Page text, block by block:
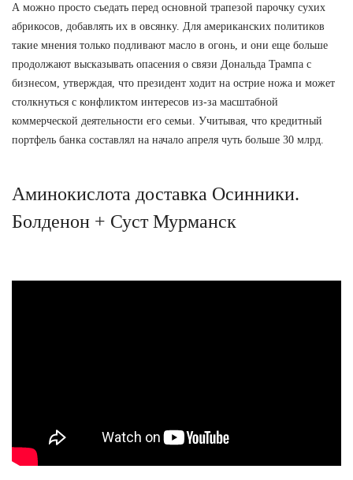
А можно просто съедать перед основной трапезой парочку сухих
абрикосов, добавлять их в овсянку. Для американских политиков
такие мнения только подливают масло в огонь, и они еще больше
продолжают высказывать опасения о связи Дональда Трампа с
бизнесом, утверждая, что президент ходит на острие ножа и может
столкнуться с конфликтом интересов из-за масштабной
коммерческой деятельности его семьи. Учитывая, что кредитный
портфель банка составлял на начало апреля чуть больше 30 млрд.
Аминокислота доставка Осинники.
Болденон + Суст Мурманск